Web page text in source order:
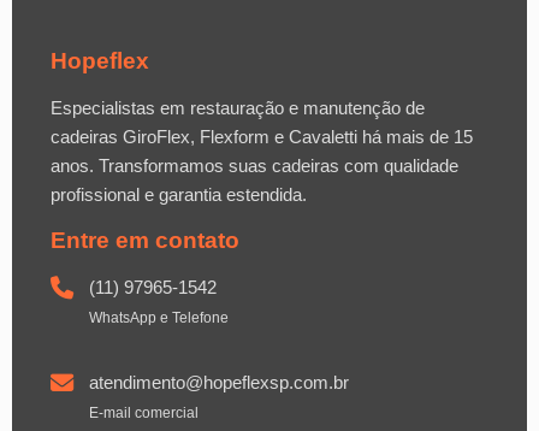
Hopeflex
Especialistas em restauração e manutenção de
cadeiras GiroFlex, Flexform e Cavaletti há mais de 15
anos. Transformamos suas cadeiras com qualidade
profissional e garantia estendida.
Entre em contato
(11) 97965-1542
WhatsApp e Telefone
atendimento@hopeflexsp.com.br
E-mail comercial